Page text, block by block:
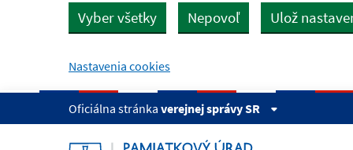
Vyber všetky Nepovoľ Ulož
Nastavenia cookies
Oficiálna stránka verejnej správy SR